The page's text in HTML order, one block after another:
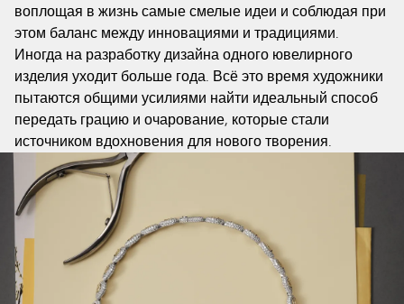
воплощая в жизнь самые смелые идеи и соблюдая при
этом баланс между инновациями и традициями.
Иногда на разработку дизайна одного ювелирного
изделия уходит больше года. Всё это время художники
пытаются общими усилиями найти идеальный способ
передать грацию и очарование, которые стали
источником вдохновения для нового творения.